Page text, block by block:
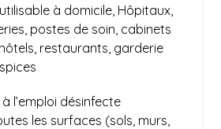
à domicile, Hôpitaux,
postes de soin, cabinets
restaurants, garderie
l’emploi désinfecte
les surfaces (sols, murs,